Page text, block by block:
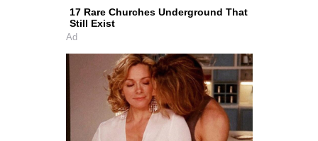
17 Rare Churches Underground That
Still Exist
Ad